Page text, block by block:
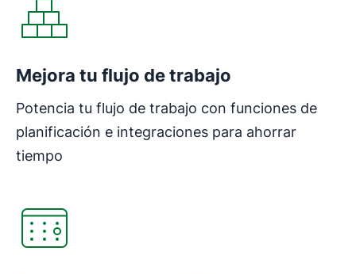
Mejora tu flujo de trabajo
Potencia tu flujo de trabajo con funciones de
planificación e integraciones para ahorrar
tiempo